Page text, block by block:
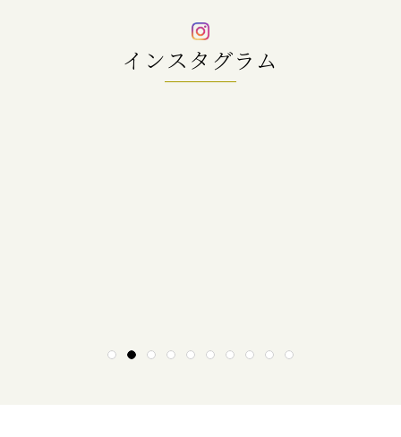
インスタグラム
1 2 3 4 5 6 7 8 9 10